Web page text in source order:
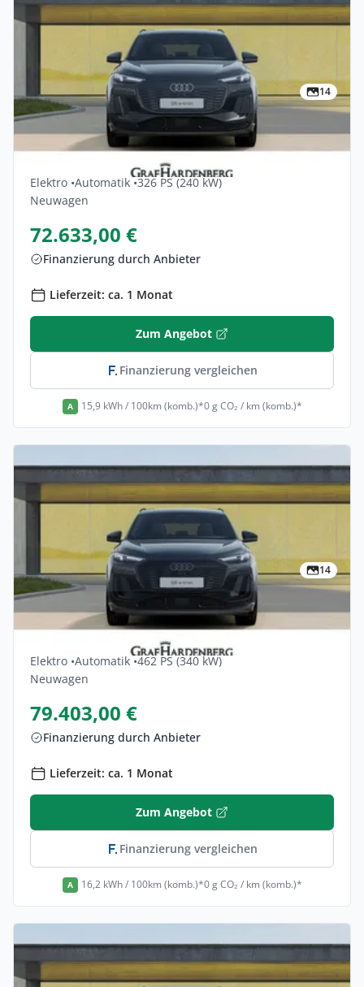
14
Privat & Gewerbe
Audi Q6-e-tron Performance 5dr
Elektro •Automatik •326 PS (240 kW)
Neuwagen
72.633,00 €
Finanzierung durch Anbieter
Lieferzeit: ca. 1 Monat
Zum Angebot
Finanzierung vergleichen
A 15,9 kWh / 100km (komb.)*0 g CO₂ / km (komb.)*
14
Privat & Gewerbe
Audi Q6-e-tron Quattro 5dr
Elektro •Automatik •462 PS (340 kW)
Neuwagen
79.403,00 €
Finanzierung durch Anbieter
Lieferzeit: ca. 1 Monat
Zum Angebot
Finanzierung vergleichen
A 16,2 kWh / 100km (komb.)*0 g CO₂ / km (komb.)*